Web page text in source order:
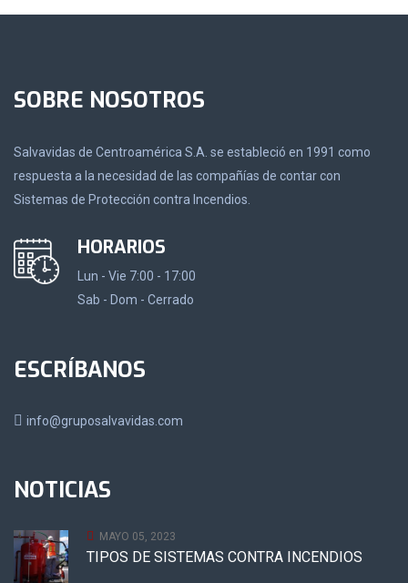
SOBRE NOSOTROS
Salvavidas de Centroamérica S.A. se estableció en 1991 como
respuesta a la necesidad de las compañías de contar con
Sistemas de Protección contra Incendios.
HORARIOS
Lun - Vie 7:00 - 17:00
Sab - Dom - Cerrado
ESCRÍBANOS
info@gruposalvavidas.com
NOTICIAS
MAYO 05, 2023
TIPOS DE SISTEMAS CONTRA INCENDIOS